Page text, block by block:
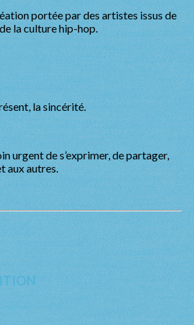
portée par des artistes issus de
la culture hip-hop.
la sincérité.
urgent de s’exprimer, de partager,
aux autres.